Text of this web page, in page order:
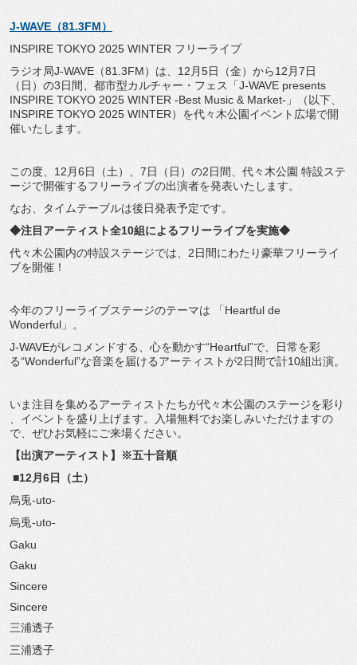
J-WAVE（81.3FM）
INSPIRE TOKYO 2025 WINTER フリーライブ
ラジオ局J-WAVE（81.3FM）は、12月5日（金） から12月7日
（日）の3日間、都市型カルチャー・フェス「J-WAVE presents
INSPIRE TOKYO 2025 WINTER -Best Music & Market-」（以下、
INSPIRE TOKYO 2025 WINTER）を代々木公園イベント広場で開
催いたします。
この度、12月6日（土）、7日（日）の2日間、代々木公園 特設ステ
ージで開催するフリーライブの出演者を発表いたします。
なお、タイムテーブルは後日発表予定です。
◆注目アーティスト全10組によるフリーライブを実施◆
代々木公園内の特設ステージでは、 2日間にわたり豪華フリーライ
ブを開催！
今年のフリーライブステージのテーマは 「Heartful de
Wonderful」。
J-WAVEがレコメンドする、心を動かす“Heartful”で、日常を彩
る“Wonderful”な音楽を届けるアーティストが2日間で計10組出演。
いま注目を集めるアーティストたちが代々木公園のステージを彩り
、イベントを盛り上げます。
入場無料でお楽しみいただけますの
で、 ぜひお気軽にご来場ください。
【出演アーティスト】※五十音順
■12月6日（土）
烏兎-uto-
烏兎-uto-
Gaku
Gaku
Sincere
Sincere
三浦透子
三浦透子